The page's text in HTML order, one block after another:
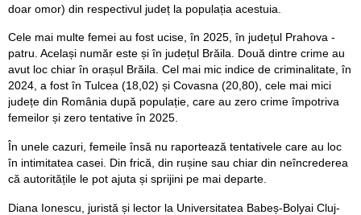
doar omor) din respectivul județ la populația acestuia.
Cele mai multe femei au fost ucise, în 2025, în județul Prahova -
patru. Același număr este și în județul Brăila. Două dintre crime au
avut loc chiar în orașul Brăila. Cel mai mic indice de criminalitate, în
2024, a fost în Tulcea (18,02) și Covasna (20,80), cele mai mici
județe din România după populație, care au zero crime împotriva
femeilor și zero tentative în 2025.
În unele cazuri, femeile însă nu raportează tentativele care au loc
în intimitatea casei. Din frică, din rușine sau chiar din neîncrederea
că autoritățile le pot ajuta și sprijini pe mai departe.
Diana Ionescu, juristă și lector la Universitatea Babeș-Bolyai Cluj-